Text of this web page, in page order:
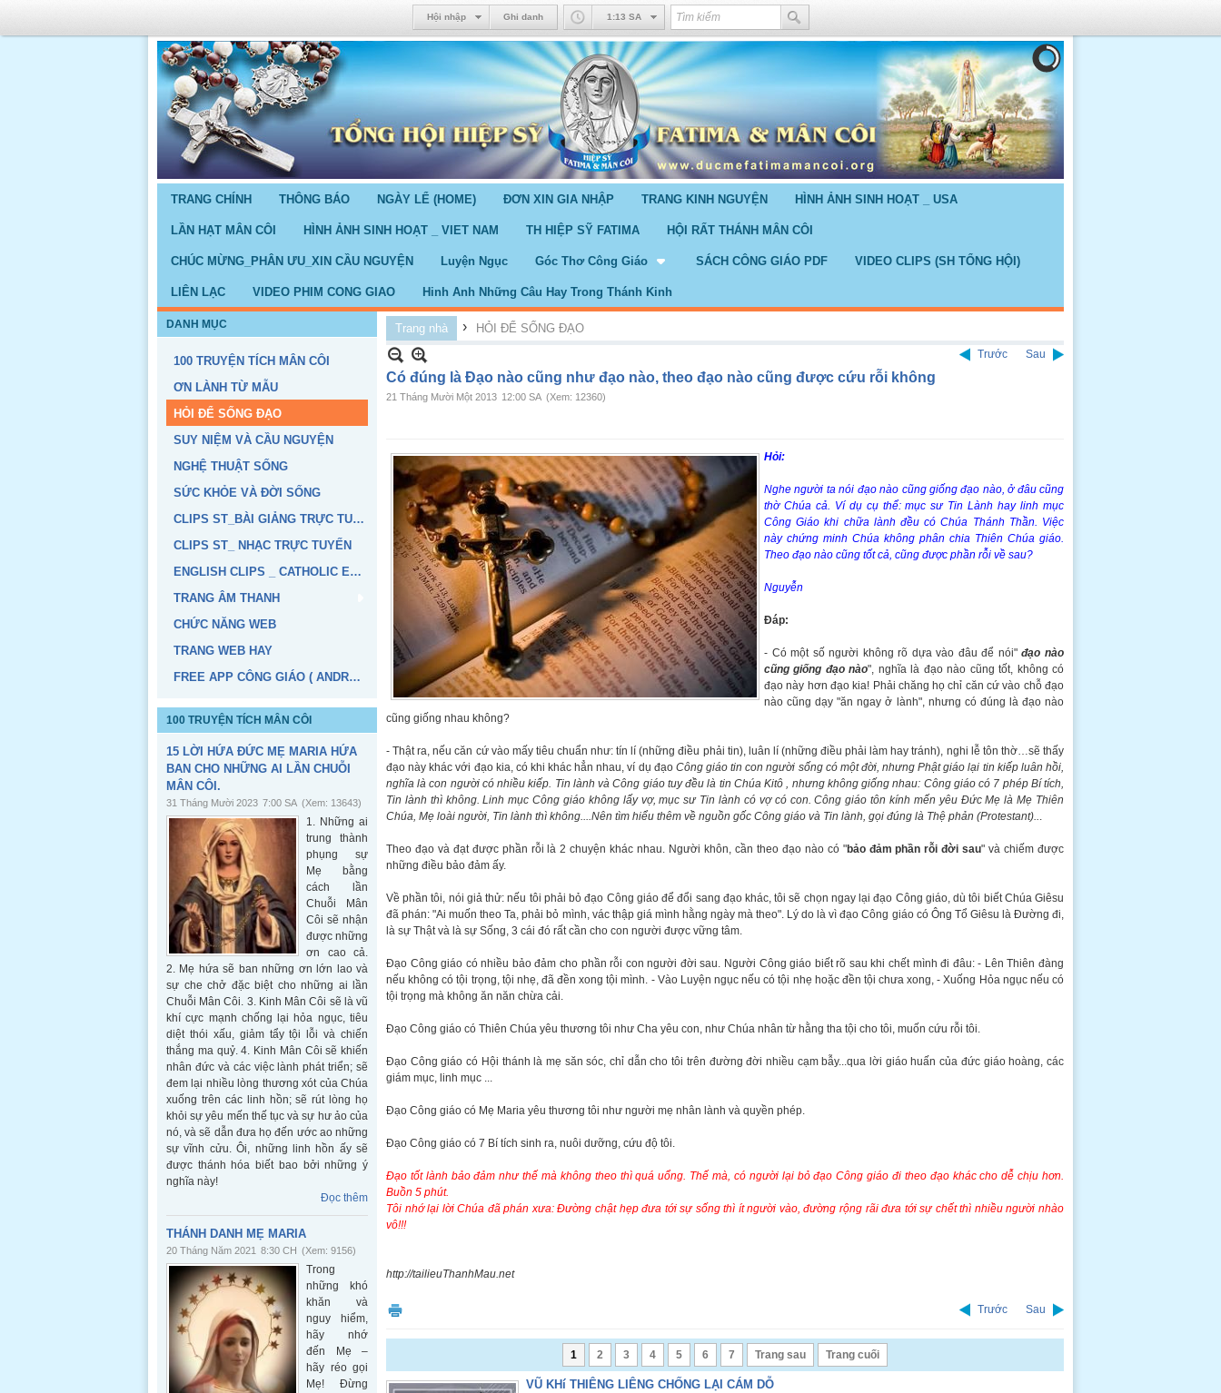
Hội nhập Ghi danh 1:13 SA
TRANG CHÍNH THÔNG BÁO NGÀY LỂ (HOME) ĐƠN XIN GIA NHẬP TRANG KINH NGUYỆN HÌNH ẢNH SINH HOẠT _ USA
LẦN HẠT MÂN CÔI HÌNH ẢNH SINH HOẠT _ VIET NAM TH HIỆP SỸ FATIMA HỘI RẤT THÁNH MÂN CÔI
CHÚC MỪNG_PHÂN ƯU_XIN CẦU NGUYỆN Luyện Ngục Góc Thơ Công Giáo SÁCH CÔNG GIÁO PDF VIDEO CLIPS (SH TỔNG HỘI)
LIÊN LẠC VIDEO PHIM CONG GIAO Hinh Anh Những Câu Hay Trong Thánh Kinh
DANH MỤC
100 TRUYỆN TÍCH MÂN CÔI
ƠN LÀNH TỪ MẪU
HỎI ĐỂ SỐNG ĐẠO
SUY NIỆM VÀ CẦU NGUYỆN
NGHỆ THUẬT SỐNG
SỨC KHỎE VÀ ĐỜI SỐNG
CLIPS ST_BÀI GIẢNG TRỰC TUYẾN
CLIPS ST_ NHẠC TRỰC TUYẾN
ENGLISH CLIPS _ CATHOLIC EDUCATION
TRANG ÂM THANH
CHỨC NĂNG WEB
TRANG WEB HAY
FREE APP CÔNG GIÁO ( ANDROID, IOS)
100 TRUYỆN TÍCH MÂN CÔI
15 LỜI HỨA ĐỨC MẸ MARIA HỨA
BAN CHO NHỮNG AI LẦN CHUỖI
MÂN CÔI.
31 Tháng Mười 2023 7:00 SA (Xem: 13643)
1. Những ai
trung thành
phụng sự
Mẹ bằng
cách lần
Chuỗi Mân
Côi sẽ nhận
được những
ơn cao cả.
2. Mẹ hứa sẽ ban những ơn lớn lao và
sự che chở đặc biệt cho những ai lần
Chuỗi Mân Côi. 3. Kinh Mân Côi sẽ là vũ
khí cực mạnh chống lại hỏa ngục, tiêu
diệt thói xấu, giảm tẩy tội lỗi và chiến
thắng ma quỷ. 4. Kinh Mân Côi sẽ khiến
nhân đức và các việc lành phát triển; sẽ
đem lại nhiều lòng thương xót của Chúa
xuống trên các linh hồn; sẽ rút lòng họ
khỏi sự yêu mến thế tục và sự hư ảo của
nó, và sẽ dẫn đưa họ đến ước ao những
sự vĩnh cửu. Ôi, những linh hồn ấy sẽ
được thánh hóa biết bao bởi những ý
nghĩa này!
Đọc thêm
THÁNH DANH MẸ MARIA
20 Tháng Năm 2021 8:30 CH (Xem: 9156)
Trong
những khó
khăn và
nguy hiểm,
hãy nhớ
đến Mẹ –
hãy réo gọi
Mẹ! Đừng
Trang nhà › HỎI ĐỂ SỐNG ĐẠO
Trước Sau
Có đúng là Đạo nào cũng như đạo nào, theo đạo nào cũng được cứu rỗi không
21 Tháng Mười Một 2013 12:00 SA (Xem: 12360)
Hỏi:
Nghe người ta nói đạo nào cũng giống đạo nào, ở đâu cũng
thờ Chúa cả. Ví dụ cụ thể: mục sư Tin Lành hay linh mục
Công Giáo khi chữa lành đều có Chúa Thánh Thần. Việc
này chứng minh Chúa không phân chia Thiên Chúa giáo.
Theo đạo nào cũng tốt cả, cũng được phần rỗi về sau?
Nguyễn
Đáp:
- Có một số người không rõ dựa vào đâu để nói"đạo nào
cũng giống đạo nào", nghĩa là đạo nào cũng tốt, không có
đạo này hơn đạo kia! Phải chăng họ chỉ căn cứ vào chỗ đạo
nào cũng dạy "ăn ngay ở lành", nhưng có đúng là đạo nào
cũng giống nhau không?
- Thật ra, nếu căn cứ vào mấy tiêu chuẩn như: tín lí (những điều phải tin), luân lí (những điều phải làm hay tránh), nghi lễ tôn thờ…sẽ thấy
đạo này khác với đạo kia, có khi khác hẳn nhau, ví dụ đạo Công giáo tin con người sống có một đời, nhưng Phật giáo lại tin kiếp luân hồi,
nghĩa là con người có nhiều kiếp. Tin lành và Công giáo tuy đều là tin Chúa Kitô , nhưng không giống nhau: Công giáo có 7 phép Bí tích,
Tin lành thì không. Linh mục Công giáo không lấy vợ, mục sư Tin lành có vợ có con. Công giáo tôn kính mến yêu Đức Mẹ là Mẹ Thiên
Chúa, Mẹ loài người, Tin lành thì không....Nên tìm hiểu thêm về nguồn gốc Công giáo và Tin lành, gọi đúng là Thệ phản (Protestant)...
Theo đạo và đạt được phần rỗi là 2 chuyện khác nhau. Người khôn, cần theo đạo nào có "bảo đảm phần rỗi đời sau" và chiếm được
những điều bảo đảm ấy.
Về phần tôi, nói giả thử: nếu tôi phải bỏ đạo Công giáo để đổi sang đạo khác, tôi sẽ chọn ngay lại đạo Công giáo, dù tôi biết Chúa Giêsu
đã phán: "Ai muốn theo Ta, phải bỏ mình, vác thập giá mình hằng ngày mà theo". Lý do là vì đạo Công giáo có Ông Tổ Giêsu là Đường đi,
là sự Thật và là sự Sống, 3 cái đó rất cần cho con người được vững tâm.
Đạo Công giáo có nhiều bảo đảm cho phần rỗi con người đời sau. Người Công giáo biết rõ sau khi chết mình đi đâu: - Lên Thiên đàng
nếu không có tội trọng, tội nhẹ, đã đền xong tội mình. - Vào Luyện ngục nếu có tội nhẹ hoặc đền tội chưa xong, - Xuống Hỏa ngục nếu có
tội trọng mà không ăn năn chừa cải.
Đạo Công giáo có Thiên Chúa yêu thương tôi như Cha yêu con, như Chúa nhân từ hằng tha tội cho tôi, muốn cứu rỗi tôi.
Đạo Công giáo có Hội thánh là mẹ săn sóc, chỉ dẫn cho tôi trên đường đời nhiều cạm bẫy...qua lời giáo huấn của đức giáo hoàng, các
giám mục, linh mục ...
Đạo Công giáo có Mẹ Maria yêu thương tôi như người mẹ nhân lành và quyền phép.
Đạo Công giáo có 7 Bí tích sinh ra, nuôi dưỡng, cứu độ tôi.
Đạo tốt lành bảo đảm như thế mà không theo thì quá uổng. Thế mà, có người lại bỏ đạo Công giáo đi theo đạo khác cho dễ chịu hơn.
Buồn 5 phút.
Tôi nhớ lại lời Chúa đã phán xưa: Đường chật hẹp đưa tới sự sống thì ít người vào, đường rộng rãi đưa tới sự chết thì nhiều người nhào
vô!!!
http://tailieuThanhMau.net
Trước Sau
1 2 3 4 5 6 7 Trang sau Trang cuối
VŨ KHí THIÊNG LIÊNG CHỐNG LẠI CÁM DỖ